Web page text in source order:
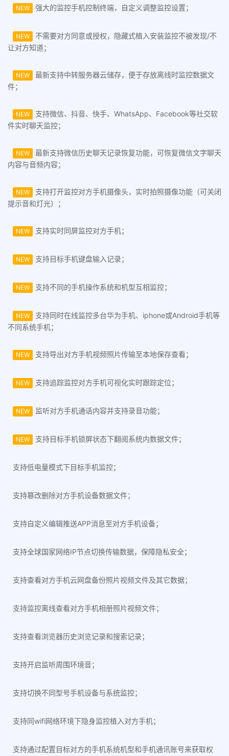
NEW 强大的监控手机控制终端，自定义调整监控设置；
NEW
不需要对方同意或授权，隐藏式植入安装监控不被发现/不
让对方知道；
NEW
最新支持中转服务器云储存，便于存放离线时监控数据文
件；
NEW
支持微信、抖音、快手、WhatsApp、Facebook等社交软
件实时聊天监控；
NEW
最新支持微信历史聊天记录恢复功能，可恢复微信文字聊天
内容与音频内容；
NEW
支持打开监控对方手机摄像头，实时拍照摄像功能（可关闭
提示音和灯光）；
NEW 支持实时同屏监控对方手机；
NEW 支持目标手机键盘输入记录；
NEW 支持不同的手机操作系统和机型互相监控；
NEW
支持同时在线监控多台华为手机、iphone或Android手机等
不同系统手机；
NEW 支持导出对方手机视频照片传输至本地保存查看；
NEW 支持追踪监控对方手机可视化实时跟踪定位；
NEW 监听对方手机通话内容并支持录音功能；
NEW 支持目标手机锁屏状态下翻阅系统内数据文件；
支持低电量模式下目标手机监控；
支持篡改删除对方手机设备数据文件；
支持自定义编辑推送APP消息至对方手机设备；
支持全球国家网络IP节点切换传输数据，保障隐私安全；
支持查看对方手机云网盘备份照片视频文件及其它数据；
支持监控离线查看对方手机相册照片视频文件；
支持查看浏览器历史浏览记录和搜索记录；
支持开启监听周围环境音；
支持切换不同型号手机设备与系统监控；
支持同wifi网络环境下隐身监控植入对方手机；
支持通过配置目标对方的手机系统机型和手机通讯账号来获取权